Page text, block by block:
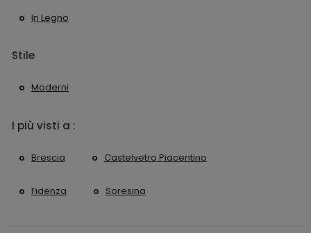
In Legno
Stile
Moderni
I più visti a :
Brescia Castelvetro Piacentino
Fidenza Soresina